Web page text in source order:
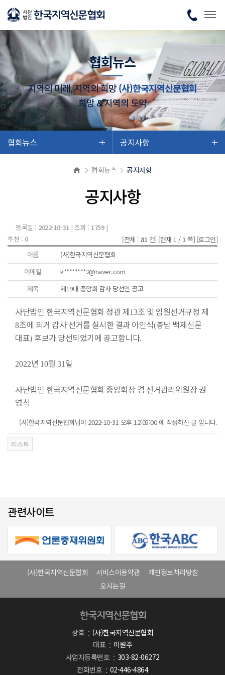
협회뉴스
지역의 미래, 지역의 희망(사)한국지역신문협회
희망 & 지역의 도약
협회뉴스 공지사항
협회뉴스 공지사항
공지사항
등록일 : 2022-10-31 | 조회 : 1759|
추천 : 0 [전체 : 81 건] [현재 1 / 1 쪽] [로그인]
이름
(사)한국지역신문협회
이메일
k********2@naver.com
제목
제19대 중앙회 감사 당선인 공고
사단법인 한국지역신문협회 정관 제13조 및 임원선거규정 제
8조에 의거 감사 선거를 실시한 결과 이인식(충남 백제신문
대표) 후보가 당선되었기에 공고합니다.
2022년 10월 31 일
사단법인 한국지역신문협회 중앙회장 겸 선거관리위원장 권
영석
(사)한국지역신문협회님이 2022-10-31 오후 12:05:00 에 작성하신 글 입니다.
관련사이트
(사)한국지역신문협회 서비스이용약관
개인정보처리방침
오시는길
상호
(사)한국지역신문협회
대표
이원주
사업자등록번호
303-82-06272
전화번호
02-446-4864